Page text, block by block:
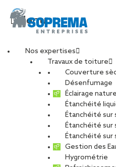
Menu
Nos expertises
Travaux de toiture
Couverture
Désenfumage
Éclairage naturel
Étanchéité
Étanchéité sur
Étanchéité
Étanchéité sur
Gestion des
Hygrométrie
PARTAGER
12 septembre 2017